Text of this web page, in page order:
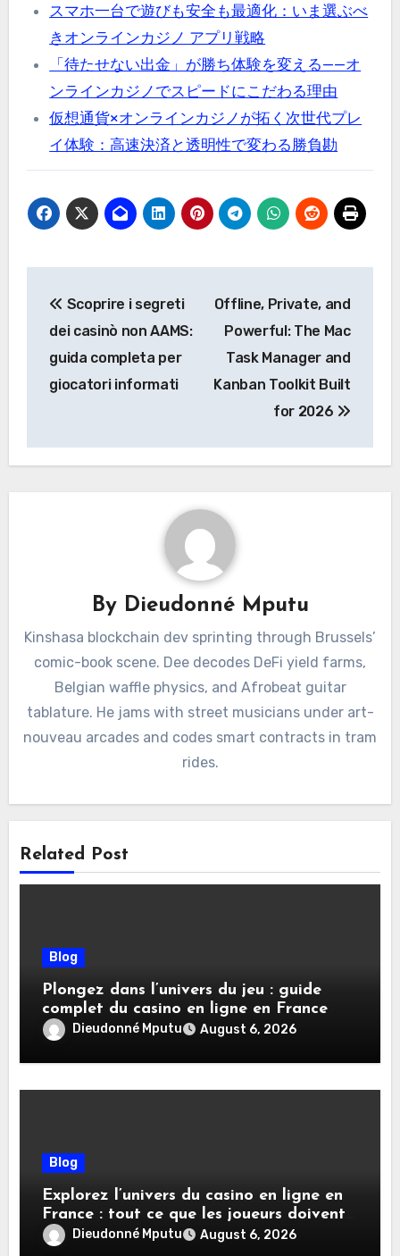
スマホ一台で遊びも安全も最適化：いま選ぶべ
きオンラインカジノ アプリ戦略
「待たせない出金」が勝ち体験を変える——オ
ンラインカジノでスピードにこだわる理由
仮想通貨×オンラインカジノが拓く次世代プレ
イ体験：高速決済と透明性で変わる勝負勘
navigation
Scoprire i segreti
dei casinò non AAMS:
guida completa per
giocatori informati
Offline, Private, and
Powerful: The Mac
Task Manager and
Kanban Toolkit Built
for 2026
By Dieudonné Mputu
Kinshasa blockchain dev sprinting through Brussels’
comic-book scene. Dee decodes DeFi yield farms,
Belgian waffle physics, and Afrobeat guitar
tablature. He jams with street musicians under art-
nouveau arcades and codes smart contracts in tram
rides.
Related Post
Blog
Plongez dans l’univers du jeu : guide
complet du casino en ligne en France
Dieudonné Mputu August 6, 2026
Blog
Explorez l’univers du casino en ligne en
France : tout ce que les joueurs doivent
savoirDieudonné Mputu August 6, 2026